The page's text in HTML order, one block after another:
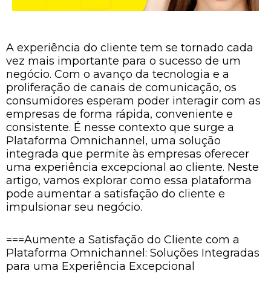
A experiência do cliente tem se tornado cada
vez mais importante para o sucesso de um
negócio. Com o avanço da tecnologia e a
proliferação de canais de comunicação, os
consumidores esperam poder interagir com as
empresas de forma rápida, conveniente e
consistente. É nesse contexto que surge a
Plataforma Omnichannel, uma solução
integrada que permite às empresas oferecer
uma experiência excepcional ao cliente. Neste
artigo, vamos explorar como essa plataforma
pode aumentar a satisfação do cliente e
impulsionar seu negócio.
===Aumente a Satisfação do Cliente com a
Plataforma Omnichannel: Soluções Integradas
para uma Experiência Excepcional